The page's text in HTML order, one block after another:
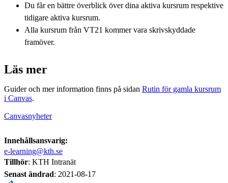
Du får en bättre överblick över dina aktiva kursrum respektive
tidigare aktiva kursrum.
Alla kursrum från VT21 kommer vara skrivskyddade
framöver.
Läs mer
Guider och mer information finns på sidan Rutin för gamla kursrum
i Canvas.
Canvasnyheter
Innehållsansvarig:
e-learning@kth.se
Tillhör: KTH Intranät
Senast ändrad: 2021-08-17